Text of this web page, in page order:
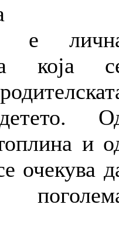
е
која
и
очекува